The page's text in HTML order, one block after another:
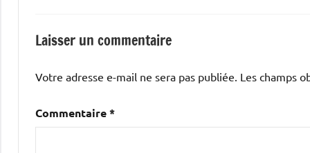
Laisser un commentaire
Votre adresse e-mail ne sera pas publiée. Les champs
Commentaire*